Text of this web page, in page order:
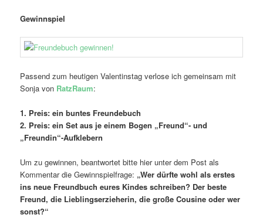
Gewinnspiel
Passend zum heutigen Valentinstag verlose ich gemeinsam mit
Sonja von RatzRaum:
1. Preis: ein buntes Freundebuch
2. Preis: ein Set aus je einem Bogen „Freund“- und
„Freundin“-Aufklebern
Um zu gewinnen, beantwortet bitte hier unter dem Post als
Kommentar die Gewinnspielfrage: „Wer dürfte wohl als erstes
ins neue Freundbuch eures Kindes schreiben? Der beste
Freund, die Lieblingserzieherin, die große Cousine oder wer
sonst?“